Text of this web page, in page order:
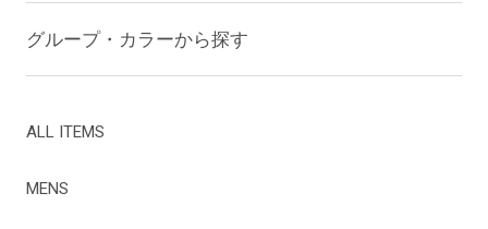
グループ・カラーから探す
ALL ITEMS
MENS